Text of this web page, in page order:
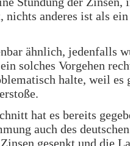
nichts anderes ist als ein
ähnlich, jedenfalls
solches Vorgehen
halte, weil es
hat es bereits
auch des deutschen
gesenkt und die